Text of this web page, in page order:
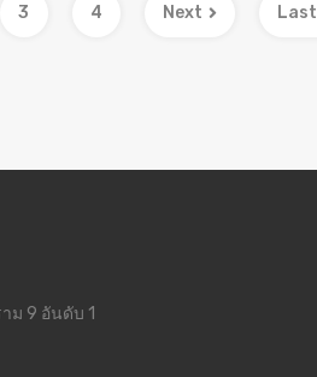
3 4 Next Last
ม 9 อันดับ 1